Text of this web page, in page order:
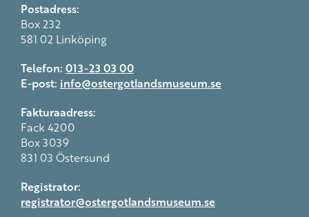
Postadress:
Box 232
581 02 Linköping
Telefon: 013-23 03 00
E-post: info@ostergotlandsmuseum.se
Fakturaadress:
Fack 4200
Box 3039
831 03 Östersund
Registrator:
registrator@ostergotlandsmuseum.se